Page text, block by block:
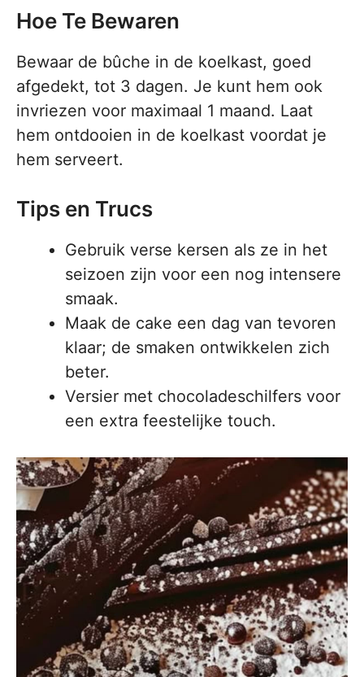
Hoe Te Bewaren
Bewaar de bûche in de koelkast, goed
afgedekt, tot 3 dagen. Je kunt hem ook
invriezen voor maximaal 1 maand. Laat
hem ontdooien in de koelkast voordat je
hem serveert.
Tips en Trucs
Gebruik verse kersen als ze in het
seizoen zijn voor een nog intensere
smaak.
Maak de cake een dag van tevoren
klaar; de smaken ontwikkelen zich
beter.
Versier met chocoladeschilfers voor
een extra feestelijke touch.